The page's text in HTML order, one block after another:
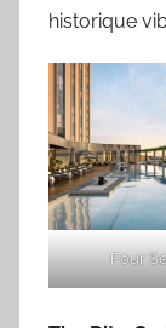
historique
Four